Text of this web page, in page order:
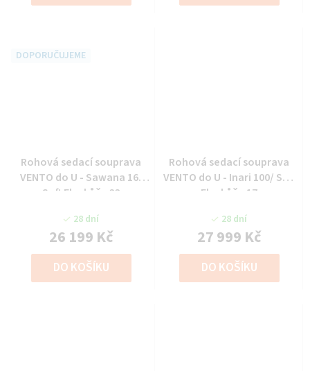
DOPORUČUJEME
Rohová sedací souprava
VENTO do U - Sawana 16/
Soft Eko kůže 33
28 dní
26 199 Kč
DO KOŠÍKU
Rohová sedací souprava
VENTO do U - Inari 100/ Soft
Eko kůže 17
28 dní
27 999 Kč
DO KOŠÍKU